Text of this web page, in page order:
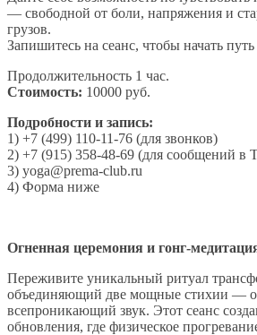
— свободной от боли, напряжения и
грузов.
Запишитесь на сеанс, чтобы начать путь
Продолжительность 1 час.
Стоимость: 10000 руб.
Подробности и запись:
1) +7 (499) 110-11-76 (для звонков)
2) +7 (915) 358-48-69 (для сообщений в
3) yoga@prema-club.ru
4) Форма ниже
Огненная церемония и гонг-
Переживите уникальный ритуал
объединяющий две мощные стихии —
всепроникающий звук. Этот сеанс
обновления, где физическое